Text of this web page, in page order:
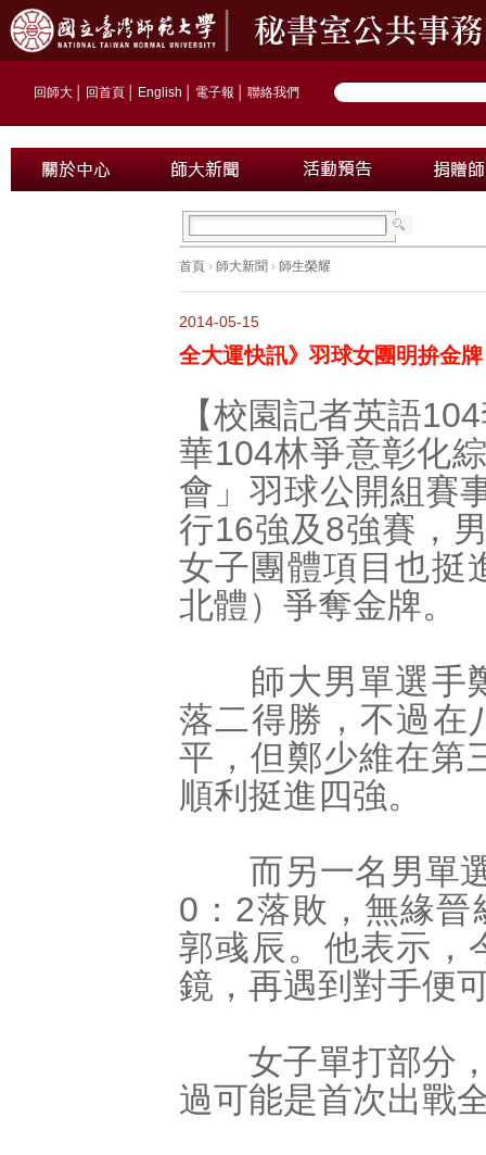
回師大 回首頁 English 電子報 聯絡我們
首頁 › 師大新聞 › 師生榮耀
2014-05-15
全大運快訊》羽球女團明拚金
【校園記者英語
華104林爭意彰化
會」羽球公開組賽
行16強及8強賽，
女子團體項目也挺
北體）爭奪金牌。
師大男單選手鄭
落二得勝，不過在
平，但鄭少維在第
順利挺進四強。
而另一名男單選
0：2落敗，無緣晉
郭彧辰。他表示，
鏡，再遇到對手便
女子單打部分，
過可能是首次出戰